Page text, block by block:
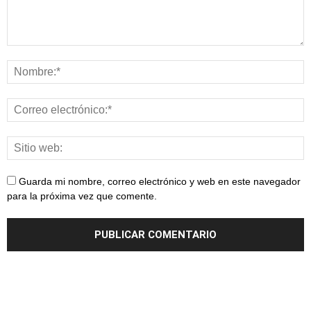
Guarda mi nombre, correo electrónico y web en este navegador
para la próxima vez que comente.